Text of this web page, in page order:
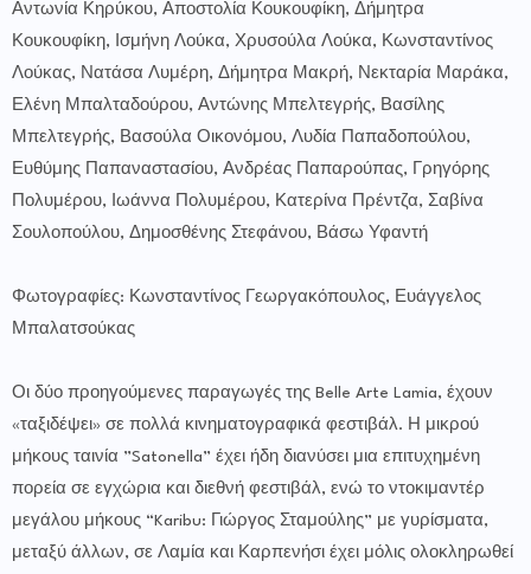
Αντωνία Κηρύκου, Αποστολία Κουκουφίκη, Δήμητρα
Κουκουφίκη, Ισμήνη Λούκα, Χρυσούλα Λούκα, Κωνσταντίνος
Λούκας, Νατάσα Λυμέρη, Δήμητρα Μακρή, Νεκταρία Μαράκα,
Ελένη Μπαλταδούρου, Αντώνης Μπελτεγρής, Βασίλης
Μπελτεγρής, Βασούλα Οικονόμου, Λυδία Παπαδοπούλου,
Ευθύμης Παπαναστασίου, Ανδρέας Παπαρούπας, Γρηγόρης
Πολυμέρου, Ιωάννα Πολυμέρου, Κατερίνα Πρέντζα, Σαβίνα
Σουλοπούλου, Δημοσθένης Στεφάνου, Βάσω Υφαντή
Φωτογραφίες: Κωνσταντίνος Γεωργακόπουλος, Ευάγγελος
Μπαλατσούκας
Οι δύο προηγούμενες παραγωγές της Belle Arte Lamia, έχουν
«ταξιδέψει» σε πολλά κινηματογραφικά φεστιβάλ. Η μικρού
μήκους ταινία ”Satonella” έχει ήδη διανύσει μια επιτυχημένη
πορεία σε εγχώρια και διεθνή φεστιβάλ, ενώ το ντοκιμαντέρ
μεγάλου μήκους “Karibu: Γιώργος Σταμούλης” με γυρίσματα,
μεταξύ άλλων, σε Λαμία και Καρπενήσι έχει μόλις ολοκληρωθεί